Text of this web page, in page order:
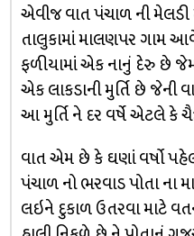
એવીજ વાત પંચાળ ની મેલડી
તાલુકામાં માલણપર ગામ
ફળીયામાં એક નાનું દેરુ છે
એક લાકડાની મુર્તિ છે જેની
આ મુર્તિ ને દર વર્ષે એટલે કે
વાત એમ છે કે ઘણાં વર્ષો
પંચાળ નો ભરવાડ પોતા ના
લઇને દુકાળ ઉતરવા માટે